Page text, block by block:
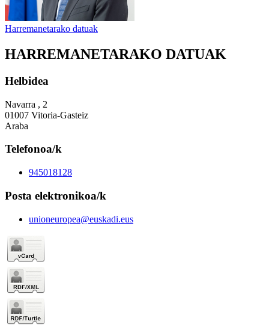
Harremanetarako datuak
HARREMANETARAKO DATUAK
Helbidea
Navarra , 2
01007 Vitoria-Gasteiz
Araba
Telefonoa/k
945018128
Posta elektronikoa/k
unioneuropea@euskadi.eus